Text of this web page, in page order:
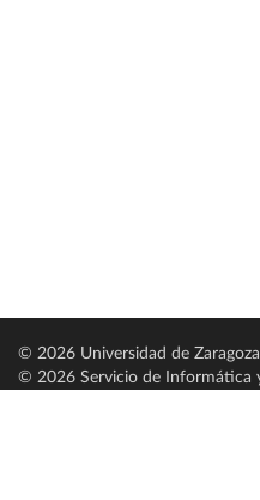
© 2026 Universidad de Zaragoza
© 2026 Servicio de Informática